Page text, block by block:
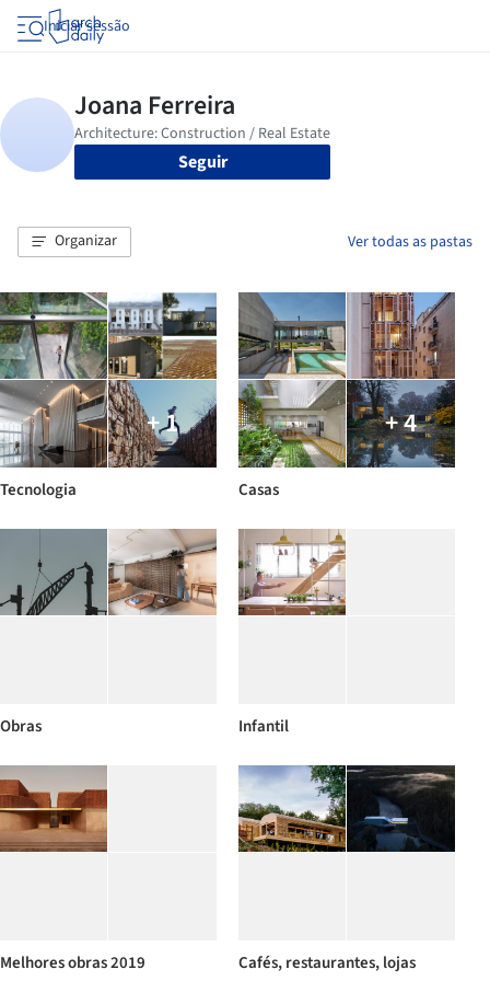
Iniciar sessão
Seguir
Organizar Ver todas as pastas
+ 1
Tecnologia
+ 4
Casas
Obras Infantil
Melhores obras 2019 Cafés, restaurantes, lojas